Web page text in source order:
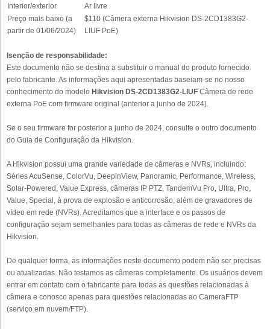
Interior/exterior
Ar livre
Preço mais baixo (a
partir de 01/06/2024)
$110 (Câmera externa Hikvision DS-2CD1383G2-
LIUF PoE)
Isenção de responsabilidade:
Este documento não se destina a substituir o manual do produto fornecido
pelo fabricante. As informações aqui apresentadas baseiam-se no nosso
conhecimento do modelo Hikvision DS-2CD1383G2-LIUF Câmera de rede
externa PoE com firmware original (anterior a junho de 2024).
Se o seu firmware for posterior a junho de 2024, consulte o outro documento
do Guia de Configuração da Hikvision.
A Hikvision possui uma grande variedade de câmeras e NVRs, incluindo:
Séries AcuSense, ColorVu, DeepinView, Panoramic, Performance, Wireless,
Solar-Powered, Value Express, câmeras IP PTZ, TandemVu Pro, Ultra, Pro,
Value, Special, à prova de explosão e anticorrosão, além de gravadores de
vídeo em rede (NVRs). Acreditamos que a interface e os passos de
configuração sejam semelhantes para todas as câmeras de rede e NVRs da
Hikvision.
De qualquer forma, as informações neste documento podem não ser precisas
ou atualizadas. Não testamos as câmeras completamente. Os usuários devem
entrar em contato com o fabricante para todas as questões relacionadas à
câmera e conosco apenas para questões relacionadas ao CameraFTP
(serviço em nuvem/FTP).